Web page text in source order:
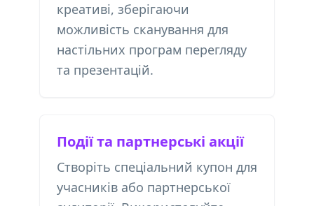
креативі, зберігаючи
можливість сканування для
настільних програм перегляду
та презентацій.
Події та партнерські акції
Створіть спеціальний купон для
учасників або партнерської